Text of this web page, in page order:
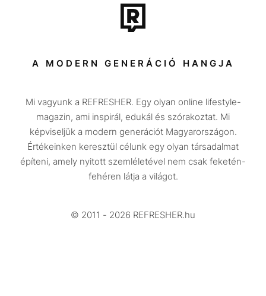
Tech-Tudomány
Sport
Társadalom
Utazás
Életmód
Design
Beszélgetések
Videó
A MODERN GENERÁCIÓ HANGJA
Mi vagyunk a REFRESHER. Egy olyan online lifestyle-
magazin, ami inspirál, edukál és szórakoztat. Mi
képviseljük a modern generációt Magyarországon.
Értékeinken keresztül célunk egy olyan társadalmat
építeni, amely nyitott szemléletével nem csak feketén-
fehéren látja a világot.
© 2011 - 2026 REFRESHER.hu